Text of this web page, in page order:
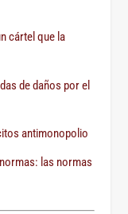
cártel que la
de daños por el
antimonopolio
las normas